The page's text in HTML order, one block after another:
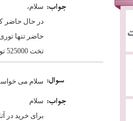
سلام،
در حال حاضر
تخت 525000 تومان میباشد
:جواب
سلام می :سوال
سلام
برای خرید در
:جواب